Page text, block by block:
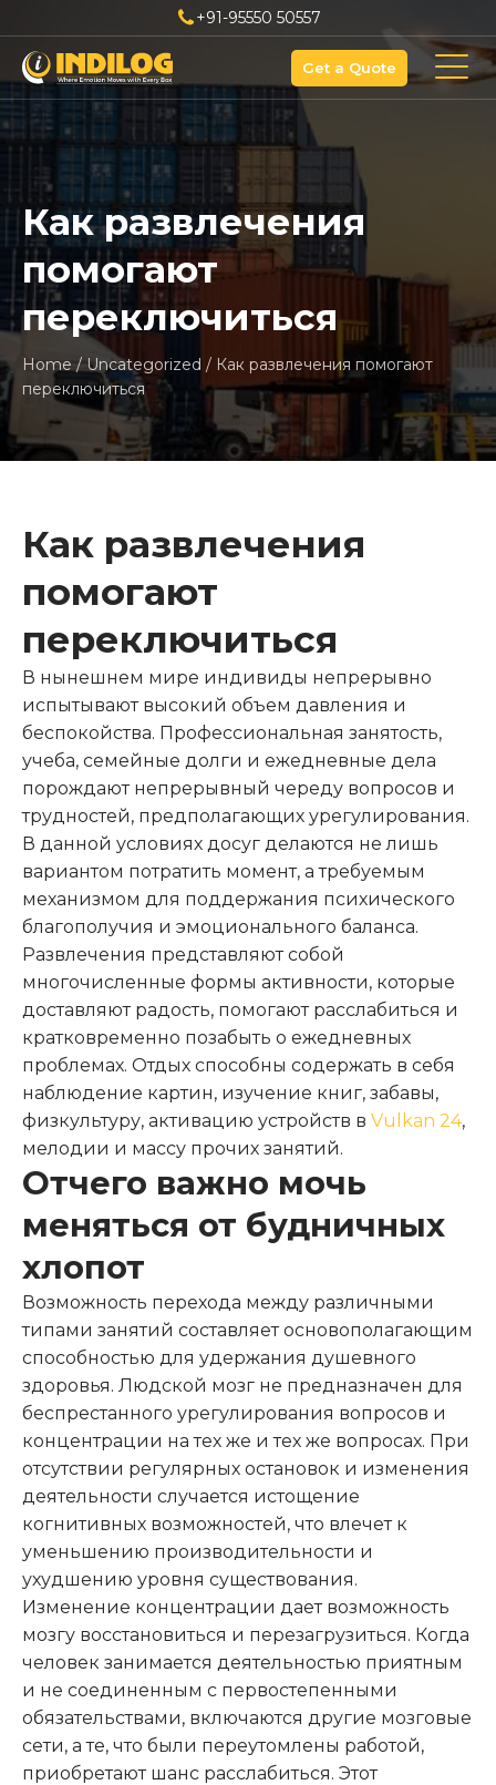
+91-95550 50557
Get a Quote
Как развлечения
помогают
переключиться
Home / Uncategorized / Как развлечения помогают
переключиться
Как развлечения
помогают
переключиться
В нынешнем мире индивиды непрерывно
испытывают высокий объем давления и
беспокойства. Профессиональная занятость,
учеба, семейные долги и ежедневные дела
порождают непрерывный череду вопросов и
трудностей, предполагающих урегулирования.
В данной условиях досуг делаются не лишь
вариантом потратить момент, а требуемым
механизмом для поддержания психического
благополучия и эмоционального баланса.
Развлечения представляют собой
многочисленные формы активности, которые
доставляют радость, помогают расслабиться и
кратковременно позабыть о ежедневных
проблемах. Отдых способны содержать в себя
наблюдение картин, изучение книг, забавы,
физкультуру, активацию устройств в Vulkan 24,
мелодии и массу прочих занятий.
Отчего важно мочь
меняться от будничных
хлопот
Возможность перехода между различными
типами занятий составляет основополагающим
способностью для удержания душевного
здоровья. Людской мозг не предназначен для
беспрестанного урегулирования вопросов и
концентрации на тех же и тех же вопросах. При
отсутствии регулярных остановок и изменения
деятельности случается истощение
когнитивных возможностей, что влечет к
уменьшению производительности и
ухудшению уровня существования.
Изменение концентрации дает возможность
мозгу восстановиться и перезагрузиться. Когда
человек занимается деятельностью приятным
и не соединенным с первостепенными
обязательствами, включаются другие мозговые
сети, а те, что были переутомлены работой,
приобретают шанс расслабиться. Этот